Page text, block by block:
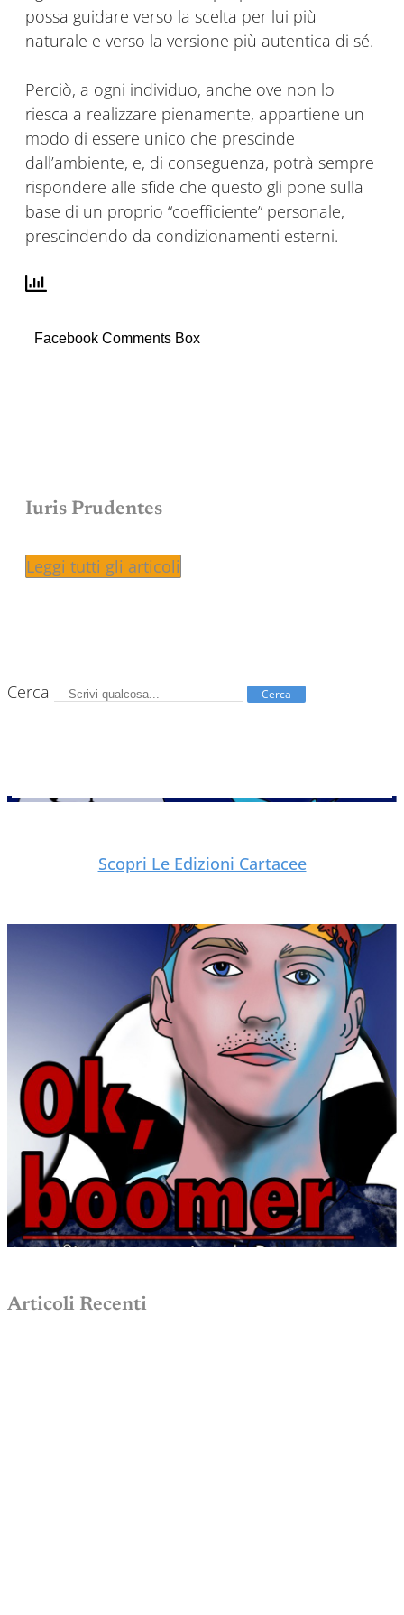
possa guidare verso la scelta per lui più
naturale e verso la versione più autentica di sé.
Perciò, a ogni individuo, anche ove non lo
riesca a realizzare pienamente, appartiene un
modo di essere unico che prescinde
dall’ambiente, e, di conseguenza, potrà sempre
rispondere alle sfide che questo gli pone sulla
base di un proprio “coefficiente” personale,
prescindendo da condizionamenti esterni.
Facebook Comments Box
Iuris Prudentes
Leggi tutti gli articoli
Cerca Cerca
Scopri Le Edizioni Cartacee
Articoli Recenti